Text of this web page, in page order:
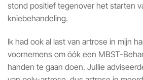
stond positief tegenover het starten
kniebehandeling.
Ik had ook al last van artrose in mijn
voornemens om óók een MBST-
handen te gaan doen. Jullie